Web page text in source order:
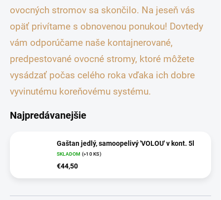
ovocných stromov sa skončilo. Na jeseň vás
opäť privítame s obnovenou ponukou! Dovtedy
vám odporúčame naše kontajnerované,
predpestované ovocné stromy, ktoré môžete
vysádzať počas celého roka vďaka ich dobre
vyvinutému koreňovému systému.
Najpredávanejšie
Gaštan jedlý, samoopelivý 'VOLOU' v kont. 5l
SKLADOM (>10 KS)
€44,50